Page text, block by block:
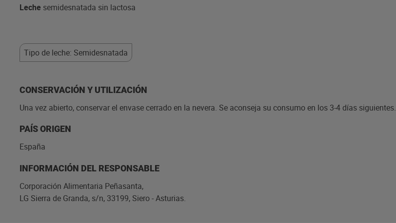
Leche semidesnatada sin lactosa
Tipo de leche: Semidesnatada
CONSERVACIÓN Y UTILIZACIÓN
Una vez abierto, conservar el envase cerrado en la nevera. Se aconseja su consumo en los 3-4 días siguientes.
PAÍS ORIGEN
España
INFORMACIÓN DEL RESPONSABLE
Corporación Alimentaria Peñasanta,
LG Sierra de Granda, s/n, 33199, Siero - Asturias.